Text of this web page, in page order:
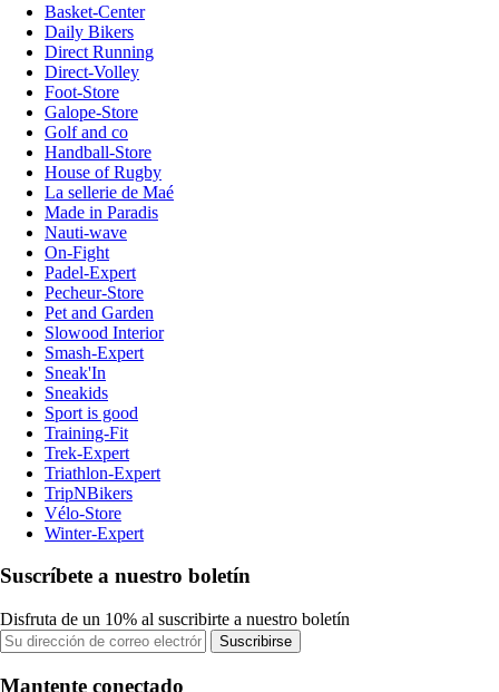
Basket-Center
Daily Bikers
Direct Running
Direct-Volley
Foot-Store
Galope-Store
Golf and co
Handball-Store
House of Rugby
La sellerie de Maé
Made in Paradis
Nauti-wave
On-Fight
Padel-Expert
Pecheur-Store
Pet and Garden
Slowood Interior
Smash-Expert
Sneak'In
Sneakids
Sport is good
Training-Fit
Trek-Expert
Triathlon-Expert
TripNBikers
Vélo-Store
Winter-Expert
Suscríbete a nuestro boletín
Disfruta de un 10% al suscribirte a nuestro boletín
Suscribirse
Mantente conectado